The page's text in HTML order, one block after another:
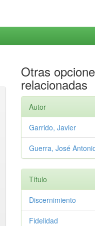
Otras
relacionadas
Autor
Garrido, Javier
Guerra, José
Título
Discernimiento
Fidelidad